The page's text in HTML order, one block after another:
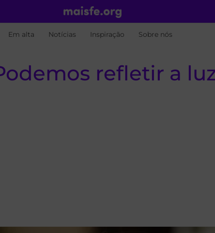
Em alta Notícias Inspiração Sobre nós
refletir a